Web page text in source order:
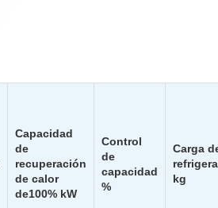
Capacidad
de
recuperación
de calor
de100% kW
Control
de
capacidad
%
Carga
kg